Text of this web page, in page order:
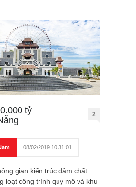
tỷ
2
08/02/2019 10:31:01
gian kiến trúc đậm chất
loạt công trình quy mô và khu